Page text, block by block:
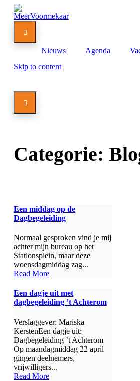

Nieuws Agenda
Skip to content

Categorie:
Een middag op de
Dagbegeleiding
Normaal gesproken vind je mij
achter mijn bureau op het
Stationsplein, maar deze
woensdagmiddag zag...
Read More
Een dagje uit met
dagbegeleiding ’t Achterom
Verslaggever: Mariska
KerstenEen dagje uit:
Dagbegeleiding ’t Achterom
Op maandagmiddag 22 april
gingen deelnemers,
vrijwilligers...
Read More